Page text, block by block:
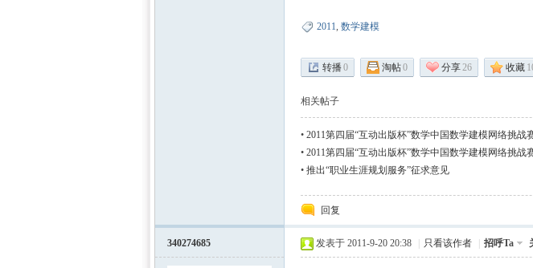
2011, 数学建模
转播0 淘帖0 分享26 收藏
相关帖子
• 2011第四届“互动出版杯”数学中国数学建模网络挑战
• 2011第四届“互动出版杯”数学中国数学建模网络挑战
最终稿（5.28）
• 推出“职业生涯规划服务”征求意见
回复
340274685 发表于 2011-9-20 20:38 只看该作者 招呼Ta